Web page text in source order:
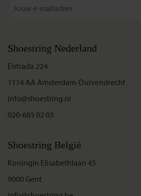
Shoestring Nederland
Entrada 224
1114 AA Amsterdam-Duivendrecht
info@shoestring.nl
020-685 02 03
Shoestring België
Koningin Elisabethlaan 45
9000 Gent